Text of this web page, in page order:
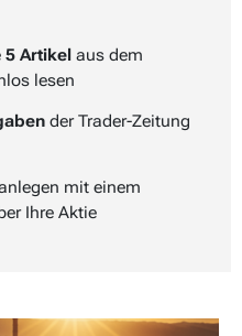
5 Artikel aus dem
lesen
der Trader-Zeitung
mit einem
Ihre Aktie